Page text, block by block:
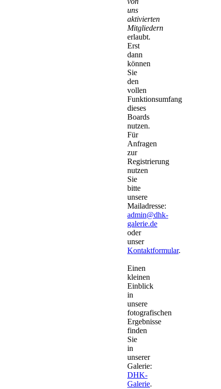
uns
aktivierten
Mitgliedern
erlaubt.
Erst
dann
können
Sie
den
vollen
Funktionsumfang
dieses
Boards
nutzen.
Für
Anfragen
zur
Registrierung
nutzen
Sie
bitte
unsere
Mailadresse:
admin@dhk-
galerie.de
oder
unser
Kontaktformular.
Einen
kleinen
Einblick
in
unsere
fotografischen
Ergebnisse
finden
Sie
in
unserer
Galerie:
DHK-
Galerie.